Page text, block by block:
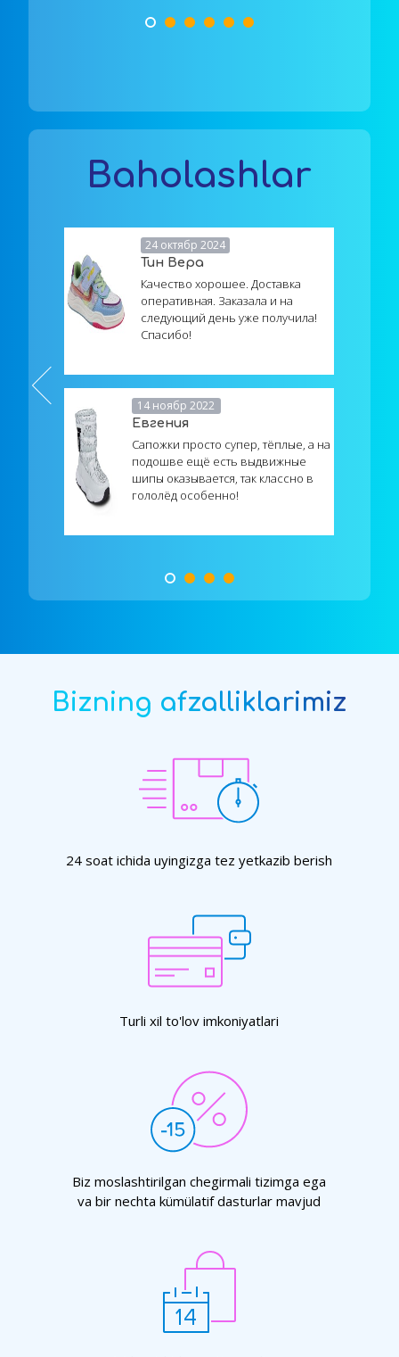
Baholashlar
24 октябр 2024
Тин Вера
Качество хорошее. Доставка
оперативная. Заказала и на
следующий день уже получила!
Спасибо!
14 ноябр 2022
Евгения
Сапожки просто супер, тёплые, а на
подошве ещё есть выдвижные
шипы оказывается, так классно в
гололёд особенно!
Bizning afzalliklarimiz
24 soat ichida uyingizga tez yetkazib berish
Turli xil to'lov imkoniyatlari
Biz moslashtirilgan chegirmali tizimga ega
va bir nechta kümülatif dasturlar mavjud